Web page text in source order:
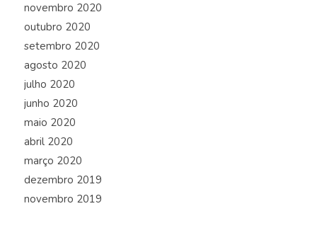
novembro 2020
outubro 2020
setembro 2020
agosto 2020
julho 2020
junho 2020
maio 2020
abril 2020
março 2020
dezembro 2019
novembro 2019